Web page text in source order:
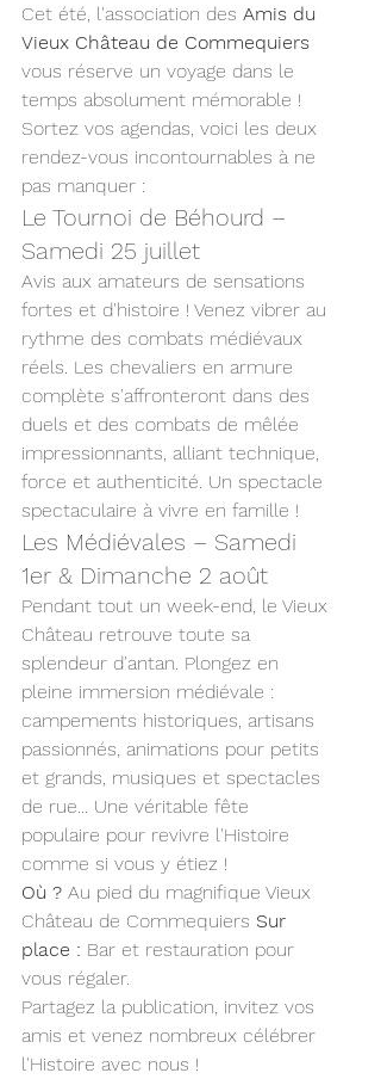
Cet été, l'association des Amis du
Vieux Château de Commequiers
vous réserve un voyage dans le
temps absolument mémorable !
Sortez vos agendas, voici les deux
rendez-vous incontournables à ne
pas manquer :
Le Tournoi de Béhourd –
Samedi 25 juillet
Avis aux amateurs de sensations
fortes et d'histoire ! Venez vibrer au
rythme des combats médiévaux
réels. Les chevaliers en armure
complète s'affronteront dans des
duels et des combats de mêlée
impressionnants, alliant technique,
force et authenticité. Un spectacle
spectaculaire à vivre en famille !
Les Médiévales – Samedi
1er & Dimanche 2 août
Pendant tout un week-end, le Vieux
Château retrouve toute sa
splendeur d'antan. Plongez en
pleine immersion médiévale :
campements historiques, artisans
passionnés, animations pour petits
et grands, musiques et spectacles
de rue... Une véritable fête
populaire pour revivre l'Histoire
comme si vous y étiez !
Où ? Au pied du magnifique Vieux
Château de Commequiers Sur
place : Bar et restauration pour
vous régaler.
Partagez la publication, invitez vos
amis et venez nombreux célébrer
l'Histoire avec nous !